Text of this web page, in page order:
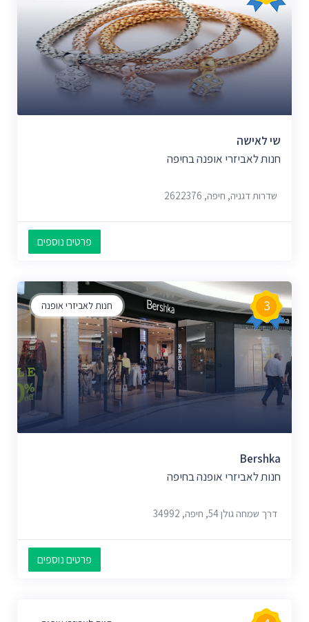
שי לאישה
חנות לאביזרי אופנה בחיפה
שדרות דגניה, חיפה, 2622376
פרטים נוספים
חנות לאביזרי אופנה 3
Bershka
חנות לאביזרי אופנה בחיפה
דרך שמחה גולן 54, חיפה, 34992
פרטים נוספים